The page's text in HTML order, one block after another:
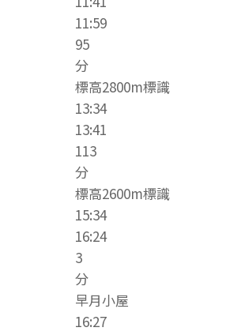
11:59
95
分
標高2800m標識
13:34
13:41
113
分
標高2600m標識
15:34
16:24
3
分
早月小屋
16:27